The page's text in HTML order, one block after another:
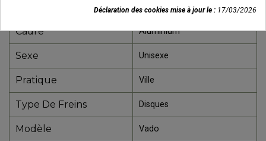
Cadre
Aluminium
Sexe Unisexe
Pratique Ville
Type De Freins Disques
Modèle Vado
Déclaration des cookies mise à jour le : 17/03/2026